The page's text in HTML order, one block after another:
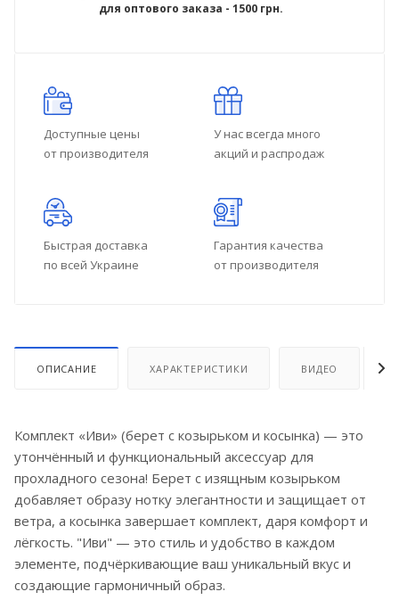
для оптового заказа - 1500 грн.
Доступные цены
от производителя
У нас всегда много
акций и распродаж
Быстрая доставка
по всей Украине
Гарантия качества
от производителя
ОПИСАНИЕ ХАРАКТЕРИСТИКИ ВИДЕО
Комплект «Иви» (берет с козырьком и косынка) — это
утончённый и функциональный аксессуар для
прохладного сезона! Берет с изящным козырьком
добавляет образу нотку элегантности и защищает от
ветра, а косынка завершает комплект, даря комфорт и
лёгкость. "Иви" — это стиль и удобство в каждом
элементе, подчёркивающие ваш уникальный вкус и
создающие гармоничный образ.